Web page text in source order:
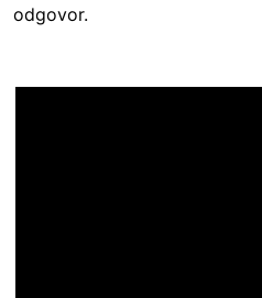
odgovor.